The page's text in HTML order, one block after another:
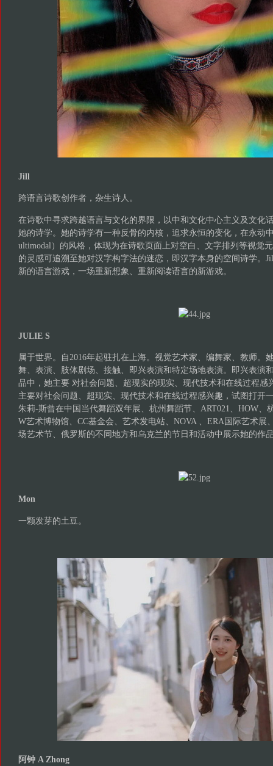
Jill
跨语言诗歌创作者，杂生诗人。
在诗歌中寻求跨越语言与文化的界限，以中和文化中心主义及文化
她的诗学。她的诗学有一种反骨的内核，追求永恒的变化，在永动
ultimodal）的风格，体现为在诗歌页面上对空白、文字排列等视觉
的灵感可追溯至她对汉字构字法的迷恋，即汉字本身的空间诗学。
新的语言游戏，一场重新想象、重新阅读语言的新游戏。
JULIE S
属于世界。自2016年起驻扎在上海。视觉艺术家、编舞家、教师。
舞、表演、肢体剧场、接触、即兴表演和特定场地表演。即兴表演
品中，她主要 对社会问题、超现实的现实、现代技术和在线过程感
主要对社会问题、超现实、现代技术和在线过程感兴趣，试图打开
朱莉-斯曾在中国当代舞蹈双年展、杭州舞蹈节、ART021、HOW、
W艺术博物馆、CC基金会、艺术发电站、NOVA 、ERA国际艺术展
场艺术节、俄罗斯的不同地方和乌克兰的节日和活动中展示她的作
Mon
一颗发芽的土豆。
阿钟 A Zhong